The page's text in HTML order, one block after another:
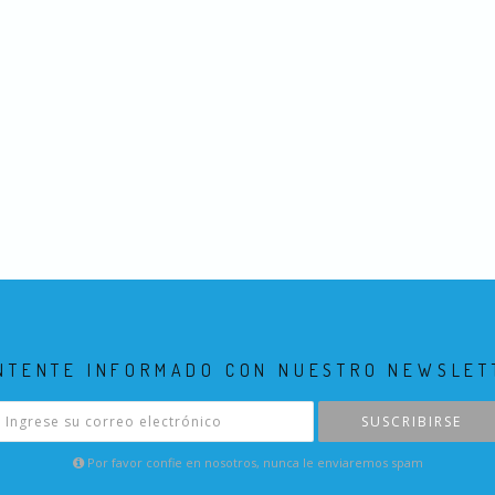
INFORMADO CON NUESTRO
SUSCRIBIRSE
Por favor confie en nosotros, nunca le enviaremos spam